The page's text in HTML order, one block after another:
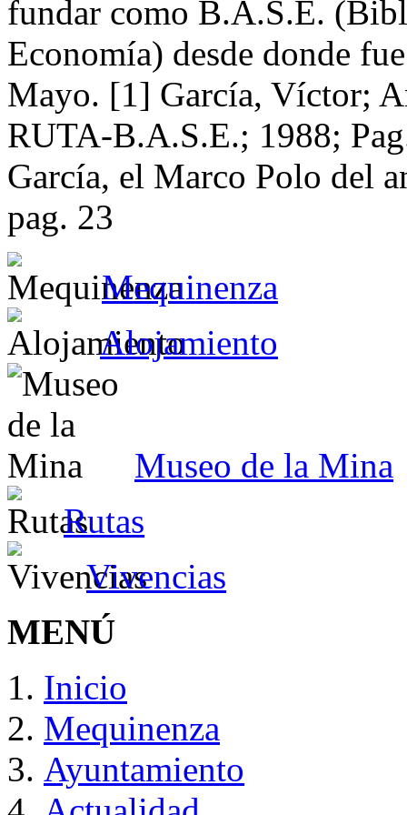
fundar como B.A.S.E.
Economía) desde donde
Mayo. [1] García, Víctor;
RUTA-B.A.S.E.; 1988;
García, el Marco Polo del
pag. 23
Mequinenza
Alojamiento
Museo de la Mina
Rutas
Vivencias
MENÚ
Inicio
Mequinenza
Ayuntamiento